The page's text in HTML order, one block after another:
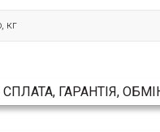
кг
ГАРАНТІЯ,